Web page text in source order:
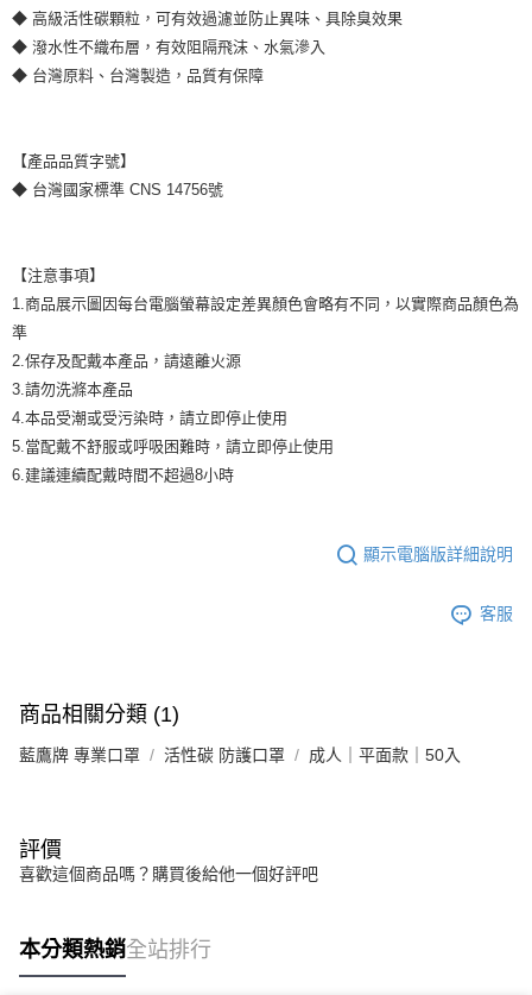
◆ 高級活性碳顆粒，可有效過濾並防止異味、具除臭效果
◆ 潑水性不織布層，有效阻隔飛沫、水氣滲入
◆ 台灣原料、台灣製造，品質有保障
【產品品質字號】
◆ 台灣國家標準 CNS 14756號
【注意事項】
1.商品展示圖因每台電腦螢幕設定差異顏色會略有不同，以實際商品顏色為
準
2.保存及配戴本產品，請遠離火源
3.請勿洗滌本產品
4.本品受潮或受污染時，請立即停止使用
5.當配戴不舒服或呼吸困難時，請立即停止使用
6.建議連續配戴時間不超過8小時
顯示電腦版詳細說明
客服
商品相關分類 (1)
藍鷹牌 專業口罩 活性碳 防護口罩 成人｜平面款｜50入
評價
喜歡這個商品嗎？購買後給他一個好評吧
本分類熱銷全站排行